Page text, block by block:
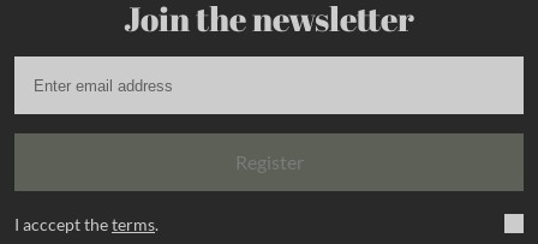
Join the newsletter
Register
I acccept theterms.